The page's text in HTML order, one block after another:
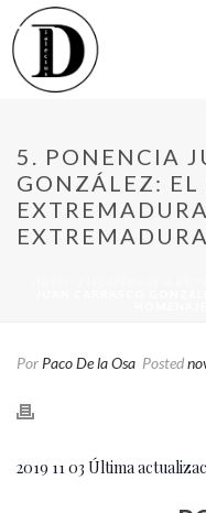
5. PONENCIA
GONZÁLEZ: EL
Por Paco De la Osa Posted
2019 11 03 Última